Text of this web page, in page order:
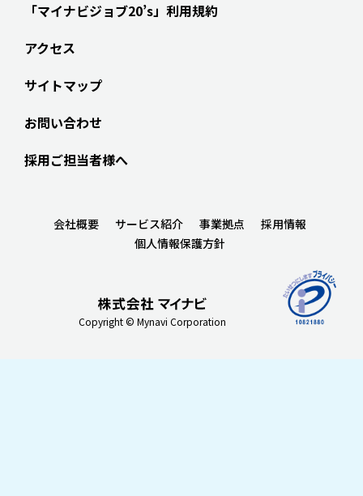
「マイナビジョブ20’s」利用規約
アクセス
サイトマップ
お問い合わせ
採用ご担当者様へ
Copyright © Mynavi Corporation
会社概要 サービス紹介 事業拠点
採用情報
個人情報保護方針